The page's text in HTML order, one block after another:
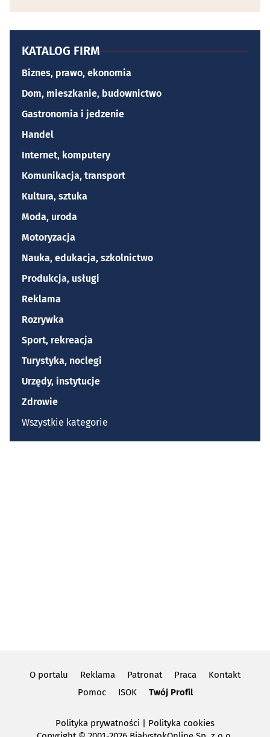
KATALOG FIRM
Biznes, prawo, ekonomia
Dom, mieszkanie, budownictwo
Gastronomia i jedzenie
Handel
Internet, komputery
Komunikacja, transport
Kultura, sztuka
Moda, uroda
Motoryzacja
Nauka, edukacja, szkolnictwo
Produkcja, usługi
Reklama
Rozrywka
Sport, rekreacja
Turystyka, noclegi
Urzędy, instytucje
Zdrowie
Wszystkie kategorie
O portalu Reklama Patronat Praca
Kontakt
Pomoc
ISOK Twój Profil
Polityka prywatności | Polityka cookies